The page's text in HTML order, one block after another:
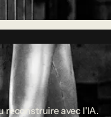
reconstruire avec l'IA.